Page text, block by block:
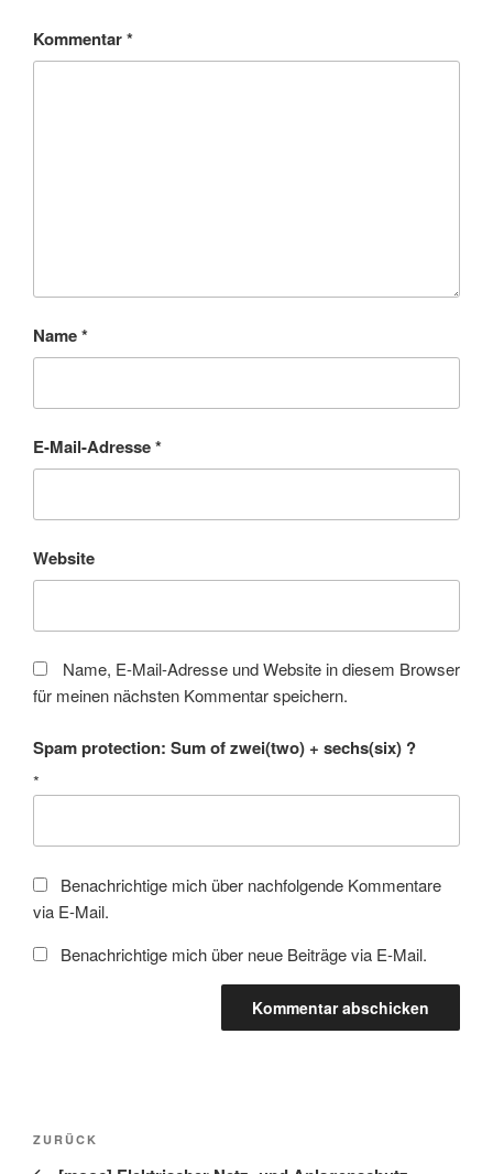
Kommentar*
Name*
E-Mail-Adresse*
Website
Name, E-Mail-Adresse und Website in diesem Browser
für meinen nächsten Kommentar speichern.
Spam protection: Sum of zwei(two) + sechs(six) ?
*
Benachrichtige mich über nachfolgende Kommentare
via E-Mail.
Benachrichtige mich über neue Beiträge via E-Mail.
Beitragsnavigation
Vorheriger
Beitrag
ZURÜCK